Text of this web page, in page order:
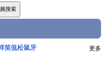
笑侃松鼠牙 更多